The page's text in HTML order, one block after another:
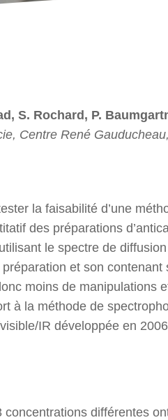
S. Rochard, P.
Centre René
la faisabilité d’une
des préparations
le spectre de
et son contenant
moins de manipulations
à la méthode de
IR développée en
concentrations différentes